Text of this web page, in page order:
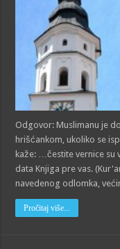
Odgovor: Muslimanu je
hrišćankom, ukoliko se
kaže: …čestite vernice su
data Knjiga pre vas.
navedenog odlomka,
Pročitaj više...